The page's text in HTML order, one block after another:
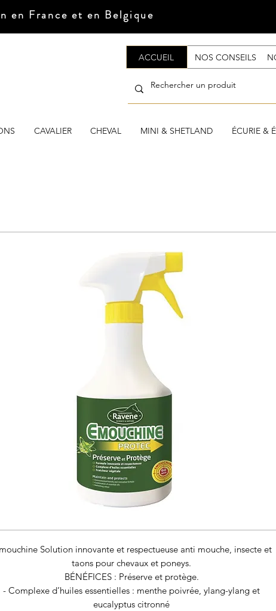
en France et en Belgique
ACCUEIL NOS CONSEILS
CAVALIER CHEVAL MINI & SHETLAND ÉCURIE &
Solution innovante et respectueuse anti mouche, insecte et
taons pour chevaux et poneys.
BÉNÉFICES : Préserve et protège.
- Complexe d’huiles essentielles : menthe poivrée, ylang-ylang et
eucalyptus citronné